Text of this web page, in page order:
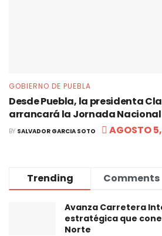
GOBIERNO DE PUEBLA
Desde Puebla, la presidenta
arrancará la Jornada
BY SALVADOR GARCIA SOTO AGOSTO
Trending Comments
Avanza Carretera
estratégica que
Norte